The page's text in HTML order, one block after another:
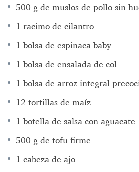
500 g de muslos de pollo sin
1 racimo de cilantro
1 bolsa de espinaca baby
1 bolsa de ensalada de col
1 bolsa de arroz integral
12 tortillas de maíz
1 botella de salsa con aguacate
500 g de tofu firme
1 cabeza de ajo